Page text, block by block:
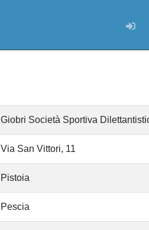
Giobri Società Sportiva
Via San Vittori, 11
Pistoia
Pescia